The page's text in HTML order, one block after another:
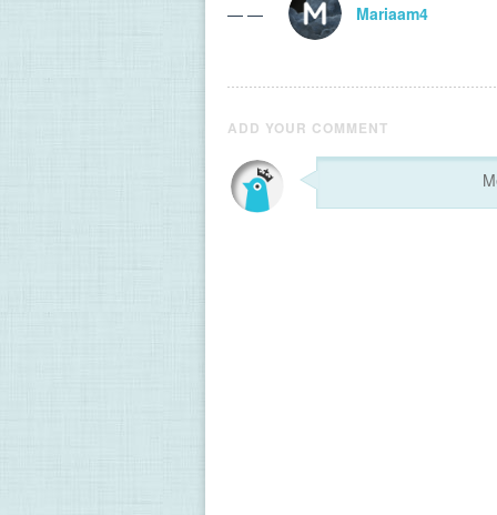
— — Mariaam4
ADD YOUR COMMENT